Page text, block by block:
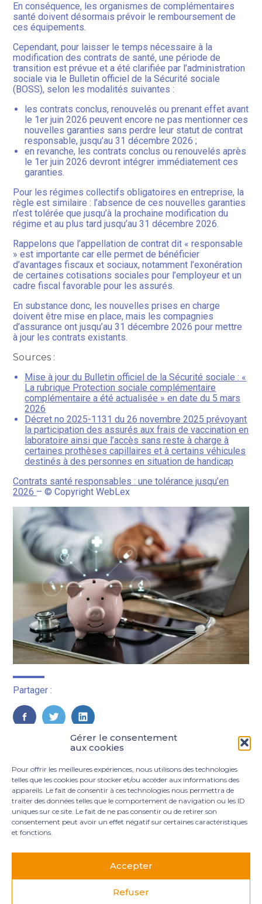
Gérer le consentement
aux cookies
Pour offrir les meilleures expériences, nous utilisons des technologies
telles que les cookies pour stocker et/ou accéder aux informations des
appareils. Le fait de consentir à ces technologies nous permettra de
traiter des données telles que le comportement de navigation ou les ID
uniques sur ce site. Le fait de ne pas consentir ou de retirer son
consentement peut avoir un effet négatif sur certaines caractéristiques
et fonctions.
Accepter
Refuser
En conséquence, les organismes de complémentaires
santé doivent désormais prévoir le remboursement de
ces équipements.
Cependant, pour laisser le temps nécessaire à la
modification des contrats de santé, une période de
transition est prévue et a été clarifiée par l’administration
sociale via le Bulletin officiel de la Sécurité sociale
(BOSS), selon les modalités suivantes :
les contrats conclus, renouvelés ou prenant effet avant
le 1er juin 2026 peuvent encore ne pas mentionner ces
nouvelles garanties sans perdre leur statut de contrat
responsable, jusqu’au 31 décembre 2026 ;
en revanche, les contrats conclus ou renouvelés après
le 1er juin 2026 devront intégrer immédiatement ces
garanties.
Pour les régimes collectifs obligatoires en entreprise, la
règle est similaire : l’absence de ces nouvelles garanties
n’est tolérée que jusqu’à la prochaine modification du
régime et au plus tard jusqu’au 31 décembre 2026.
Rappelons que l’appellation de contrat dit « responsable
» est importante car elle permet de bénéficier
d’avantages fiscaux et sociaux, notamment l’exonération
de certaines cotisations sociales pour l’employeur et un
cadre fiscal favorable pour les assurés.
En substance donc, les nouvelles prises en charge
doivent être mise en place, mais les compagnies
d’assurance ont jusqu’au 31 décembre 2026 pour mettre
à jour les contrats existants.
Sources :
Mise à jour du Bulletin officiel de la Sécurité sociale : «
La rubrique Protection sociale complémentaire
complémentaire a été actualisée » en date du 5 mars
2026
Décret no 2025-1131 du 26 novembre 2025 prévoyant
la participation des assurés aux frais de vaccination en
laboratoire ainsi que l’accès sans reste à charge à
certaines prothèses capillaires et à certains véhicules
destinés à des personnes en situation de handicap
Contrats santé responsables : une tolérance jusqu’en
2026 – © Copyright WebLex
Partager :
FaceBook
TwitterLinkedIn
Principale
3 rue Marie Dupil – La Plaine Petit Manoir – 97232 Le